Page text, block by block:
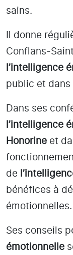
sains.
Il donne
Conflans-
l’intelligence
public et dans
Dans ses
l’intelligence
Honorine et
de
bénéfices à
émotionnelles.
Ses conseils
émotionnelle